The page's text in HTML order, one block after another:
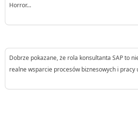
Horror…
Dobrze pokazane, że rola konsultanta SAP to
realne wsparcie procesów biznesowych i pracy